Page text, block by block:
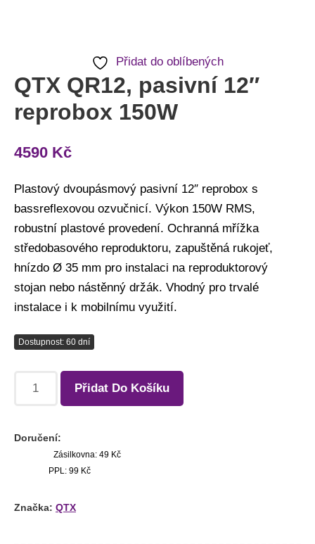
Přidat do oblíbených
QTX QR12, pasivní 12″
reprobox 150W
4590 Kč
Plastový dvoupásmový pasivní 12″ reprobox s
bassreflexovou ozvučnicí. Výkon 150W RMS,
robustní plastové provedení. Ochranná mřížka
středobasového reproduktoru, zapuštěná rukojeť,
hnízdo Ø 35 mm pro instalaci na reproduktorový
stojan nebo nástěnný držák. Vhodný pro trvalé
instalace i k mobilnímu využití.
Dostupnost: 60 dní
Přidat Do Košíku
Doručení:
Zásilkovna: 49 Kč
PPL: 99 Kč
Značka: QTX